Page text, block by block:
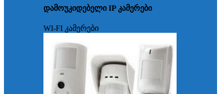
დამოუკიდებელი IP კამერები
WI-FI კამერები